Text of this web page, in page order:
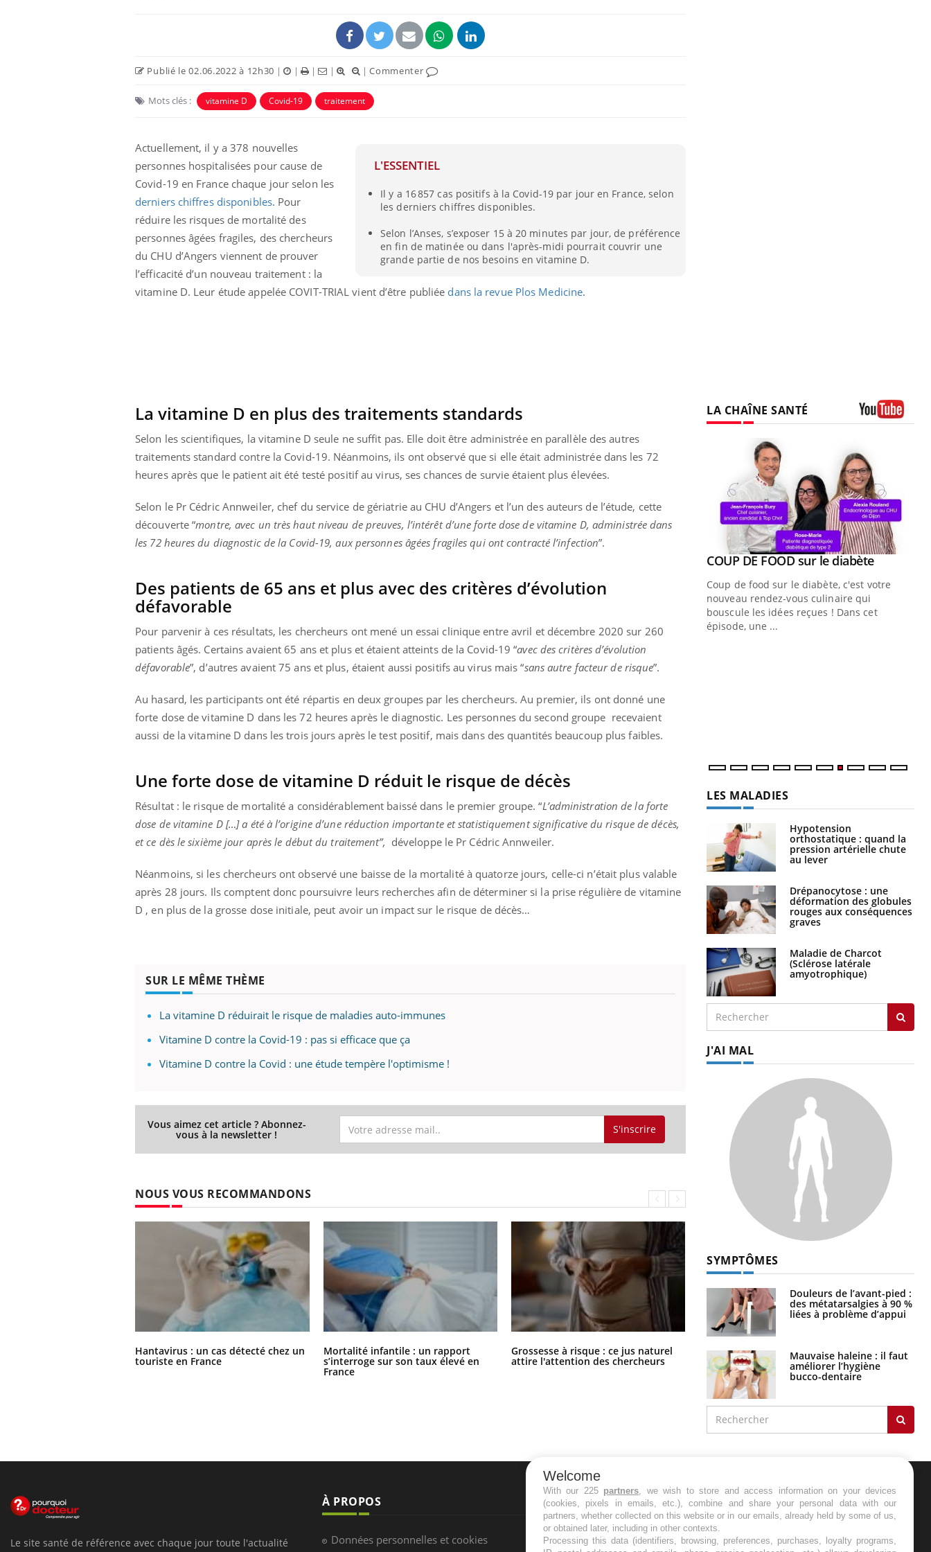
Publié le 02.06.2022 à 12h30 | | | | |Commenter
Mots clés : vitamine D Covid-19 traitement
L'ESSENTIEL
Il y a 16 857 cas positifs à la Covid-19 par jour en France, selon
les derniers chiffres disponibles.
Selon l’Anses, s’exposer 15 à 20 minutes par jour, de préférence
en fin de matinée ou dans l'après-midi pourrait couvrir une
grande partie de nos besoins en vitamine D.
Actuellement, il y a 378 nouvelles
personnes hospitalisées pour cause de
Covid-19 en France chaque jour selon les
derniers chiffres disponibles. Pour
réduire les risques de mortalité des
personnes âgées fragiles, des chercheurs
du CHU d’Angers viennent de prouver
l’efficacité d’un nouveau traitement : la
vitamine D. Leur étude appelée COVIT-TRIAL vient d’être publiée dans la revue Plos Medicine.
La vitamine D en plus des traitements standards
Selon les scientifiques, la vitamine D seule ne suffit pas. Elle doit être administrée en parallèle des autres
traitements standard contre la Covid-19. Néanmoins, ils ont observé que si elle était administrée dans les 72
heures après que le patient ait été testé positif au virus, ses chances de survie étaient plus élevées.
Selon le Pr Cédric Annweiler, chef du service de gériatrie au CHU d’Angers et l’un des auteurs de l’étude, cette
découverte “montre, avec un très haut niveau de preuves, l’intérêt d’une forte dose de vitamine D, administrée dans
les 72 heures du diagnostic de la Covid-19, aux personnes âgées fragiles qui ont contracté l’infection”.
Des patients de 65 ans et plus avec des critères d’évolution
défavorable
Pour parvenir à ces résultats, les chercheurs ont mené un essai clinique entre avril et décembre 2020 sur 260
patients âgés. Certains avaient 65 ans et plus et étaient atteints de la Covid-19 “avec des critères d’évolution
défavorable”, d’autres avaient 75 ans et plus, étaient aussi positifs au virus mais “sans autre facteur de risque”.
Au hasard, les participants ont été répartis en deux groupes par les chercheurs. Au premier, ils ont donné une
forte dose de vitamine D dans les 72 heures après le diagnostic. Les personnes du second groupe recevaient
aussi de la vitamine D dans les trois jours après le test positif, mais dans des quantités beaucoup plus faibles.
Une forte dose de vitamine D réduit le risque de décès
Résultat : le risque de mortalité a considérablement baissé dans le premier groupe. “L’administration de la forte
dose de vitamine D […] a été à l’origine d’une réduction importante et statistiquement significative du risque de décès,
et ce dès le sixième jour après le début du traitement”, développe le Pr Cédric Annweiler.
Néanmoins, si les chercheurs ont observé une baisse de la mortalité à quatorze jours, celle-ci n’était plus valable
après 28 jours. Ils comptent donc poursuivre leurs recherches afin de déterminer si la prise régulière de vitamine
D , en plus de la grosse dose initiale, peut avoir un impact sur le risque de décès…
SUR LE MÊME THÈME
La vitamine D réduirait le risque de maladies auto-immunes
Vitamine D contre la Covid-19 : pas si efficace que ça
Vitamine D contre la Covid : une étude tempère l'optimisme !
Vous aimez cet article ? Abonnez-
vous à la newsletter ! S'inscrire
NOUS VOUS RECOMMANDONS
Hantavirus : un cas détecté chez un
touriste en France
Mortalité infantile : un rapport
s’interroge sur son taux élevé en
France
Grossesse à risque : ce jus naturel
attire l'attention des chercheurs
Comment oublier les écrans en
vacances ?
LA CHAÎNE SANTÉ
L'été arrive… et avec lui, un tout nouveau
rythme de vie ! Vacances, plage, piscine,
soleil, activités en plein air… Nos mains
Le Ramadan approche, et, pour de
nombreuses personnes atteintes de
défis, mais ...
préventiveYoutube
mutualiste innove en matière de bilan de
santé : l'utilisation d'un « jumeau
numérique » permet ...
Youtube
COUP DE FOOD sur le diabèteYoutube
Coup de food sur le diabète, c'est votre
nouveau rendez-vous culinaire qui
bouscule les idées reçues ! Dans cet
épisode, une ...
LES MALADIES
Hypotension
orthostatique : quand la
pression artérielle chute
au lever
Drépanocytose : une
déformation des globules
rouges aux conséquences
graves
Maladie de Charcot
(Sclérose latérale
amyotrophique)
J'AI MAL
SYMPTÔMES
Douleurs de l’avant-pied :
des métatarsalgies à 90 %
liées à problème d’appui
Mauvaise haleine : il faut
améliorer l’hygiène
bucco-dentaire
Le site santé de référence avec chaque jour toute l'actualité
À PROPOS
Données personnelles et cookies
NEWSLETTER
Recevez toutes les semaines les meilleures
infos santé
Welcome
With our 225 partners, we wish to store and access information on your devices
(cookies, pixels in emails, etc.), combine and share your personal data with our
partners, whether collected on this website or in our emails, already held by some of us,
or obtained later, including in other contexts.
Processing this data (identifiers, browsing, preferences, purchases, loyalty programs,